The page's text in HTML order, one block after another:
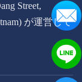
Street,
が運営して